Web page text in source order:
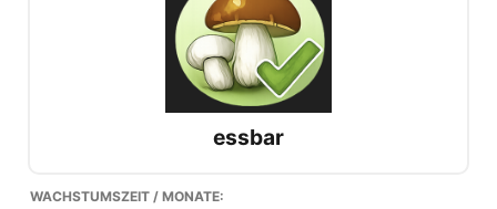
essbar
WACHSTUMSZEIT / MONATE: